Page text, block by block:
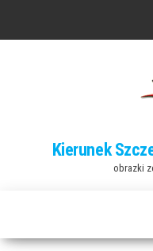
Kierunek
obrazki